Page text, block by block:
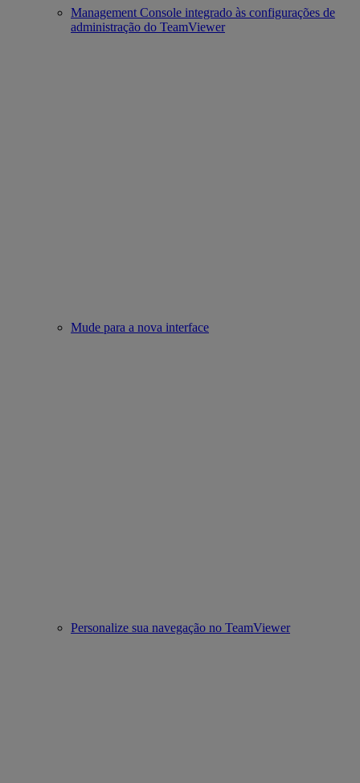
Management Console integrado às configurações de
administração do TeamViewer
Mude para a nova interface
Personalize sua navegação no TeamViewer